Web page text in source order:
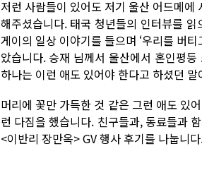
저런 사람들이 있어도 저기 울산 어드메에
해주셨습니다. 태국 청년들의 인터뷰를
게이의 일상 이야기를 들으며 ‘우리를 버
았습니다. 승재 님께서 울산에서 혼인평
하나는 이런 애도 있어야 한다고 하셨던
머리에 꽃만 가득한 것 같은 그런 애도 있
런 다짐을 했습니다. 친구들과, 동료들과
<이반리 장만옥> GV 행사 후기를 나눕니